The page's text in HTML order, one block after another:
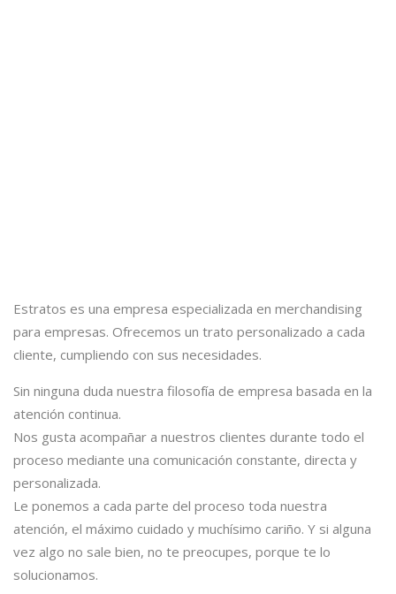
Estratos es una empresa especializada en merchandising
para empresas. Ofrecemos un trato personalizado a cada
cliente, cumpliendo con sus necesidades.
Sin ninguna duda nuestra filosofía de empresa basada en la
atención continua.
Nos gusta acompañar a nuestros clientes durante todo el
proceso mediante una comunicación constante, directa y
personalizada.
Le ponemos a cada parte del proceso toda nuestra
atención, el máximo cuidado y muchísimo cariño. Y si alguna
vez algo no sale bien, no te preocupes, porque te lo
solucionamos.